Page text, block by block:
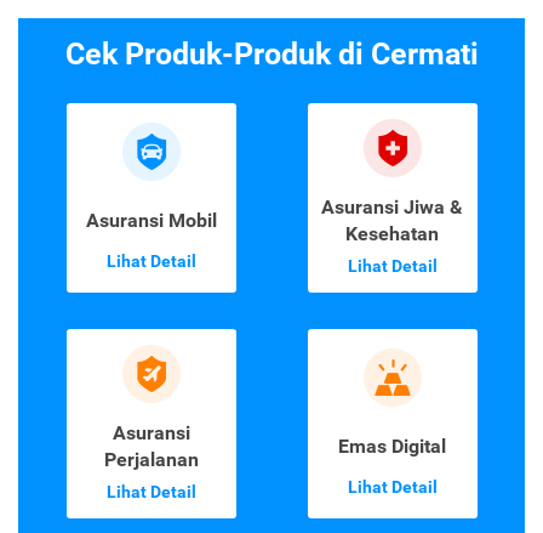
Cek Produk-Produk di Cermati
Asuransi Mobil
Lihat Detail
Asuransi Jiwa &
Kesehatan
Lihat Detail
Asuransi
Perjalanan
Lihat Detail
Emas Digital
Lihat Detail